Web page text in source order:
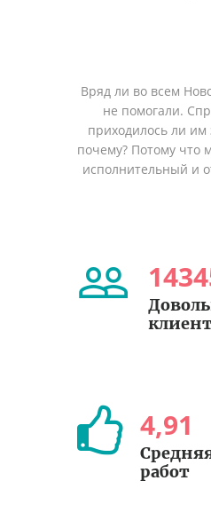
Вряд ли во всем
не помогали.
приходилось ли им
почему? Потому что
исполнительный и
4,91
работ